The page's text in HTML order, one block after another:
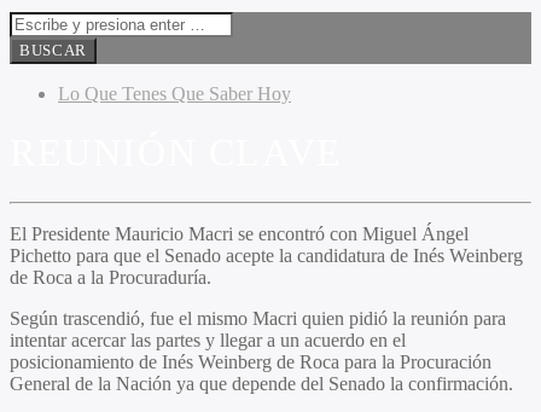
Lo Que Tenes Que Saber Hoy
El Presidente Mauricio Macri se encontró con Miguel Ángel
Pichetto para que el Senado acepte la candidatura de Inés Weinberg
de Roca a la Procuraduría.
Según trascendió, fue el mismo Macri quien pidió la reunión para
intentar acercar las partes y llegar a un acuerdo en el
posicionamiento de Inés Weinberg de Roca para la Procuración
General de la Nación ya que depende del Senado la confirmación.